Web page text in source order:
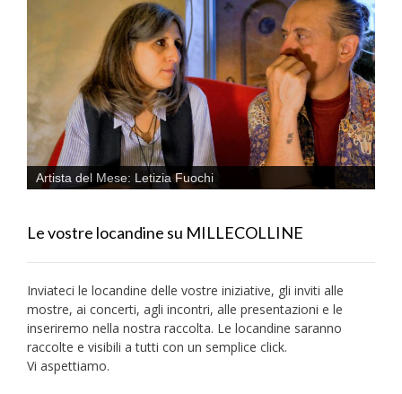
Artista del Mese: Letizia Fuochi
Le vostre locandine su MILLECOLLINE
Inviateci le locandine delle vostre iniziative, gli inviti alle
mostre, ai concerti, agli incontri, alle presentazioni e le
inseriremo nella nostra raccolta. Le locandine saranno
raccolte e visibili a tutti con un semplice click.
Vi aspettiamo.